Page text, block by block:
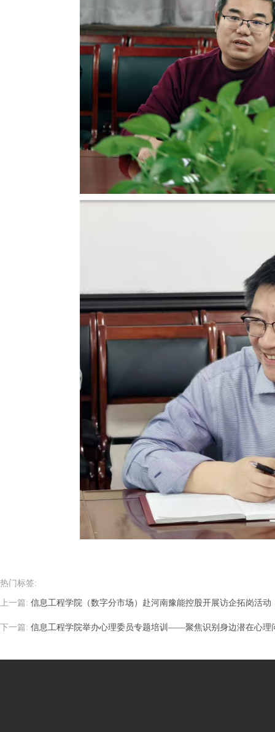
热门标签:
上一篇: 信息工程学院（数字分市场）赴河南豫能控股开展访企拓岗活动
下一篇: 信息工程学院举办心理委员专题培训——聚焦识别身边潜在心理